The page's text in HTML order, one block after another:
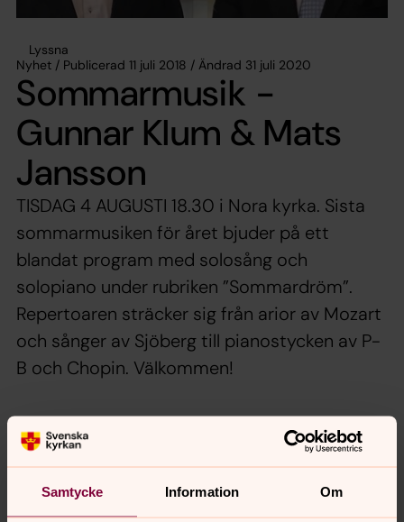
Samtycke Information Om
Lyssna
Nyhet / Publicerad 11 juli 2018 / Ändrad 31 juli 2020
Sommarmusik -
Gunnar Klum & Mats
Jansson
TISDAG 4 AUGUSTI 18.30 i Nora kyrka. Sista
sommarmusiken för året bjuder på ett
blandat program med solosång och
solopiano under rubriken ”Sommardröm”.
Repertoaren sträcker sig från arior av Mozart
och sånger av Sjöberg till pianostycken av P-
B och Chopin. Välkommen!
Synpunkter eller frågor på sidans
innehåll?
nora.tarnsjo.forsamling@svenskakyrkan.se